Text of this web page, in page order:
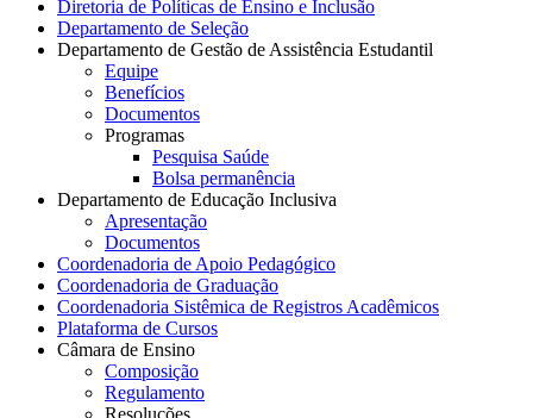
Diretoria de Políticas de Ensino e Inclusão
Departamento de Seleção
Departamento de Gestão de Assistência Estudantil
Equipe
Benefícios
Documentos
Programas
Pesquisa Saúde
Bolsa permanência
Departamento de Educação Inclusiva
Apresentação
Documentos
Coordenadoria de Apoio Pedagógico
Coordenadoria de Graduação
Coordenadoria Sistêmica de Registros Acadêmicos
Plataforma de Cursos
Câmara de Ensino
Composição
Regulamento